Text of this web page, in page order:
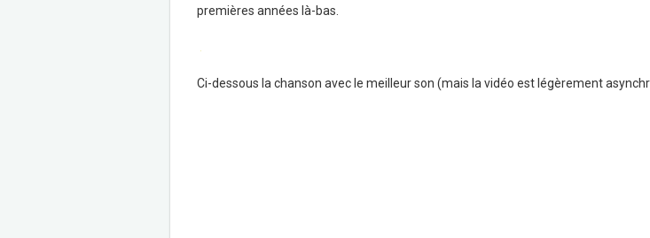
premières années là-bas.
Ci-dessous la chanson avec le meilleur son (mais la vidéo est légèrement